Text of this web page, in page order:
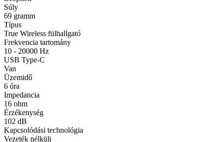
Súly
69 gramm
Típus
True Wireless fülhallgató
Frekvencia tartomány
10 - 20000 Hz
USB Type-C
Van
Üzemidő
6 óra
Impedancia
16 ohm
Érzékenység
102 dB
Kapcsolódási technológia
Vezeték nélküli